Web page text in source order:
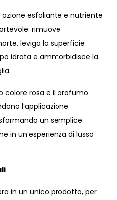
esfoliante e nutriente
rimuove
leviga la superficie
idrata e ammorbidisce la
colore rosa e il profumo
l’applicazione
un semplice
in un’esperienza di lusso
in un unico prodotto, per